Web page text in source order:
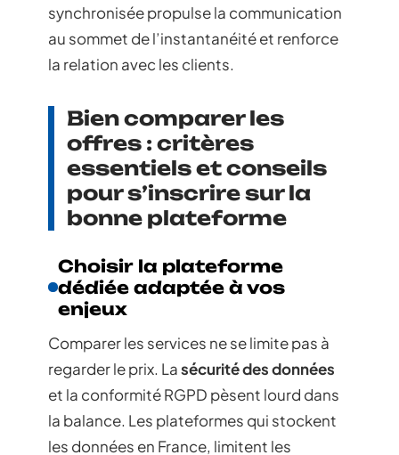
synchronisée propulse la communication
au sommet de l’instantanéité et renforce
la relation avec les clients.
Bien comparer les
offres : critères
essentiels et conseils
pour s’inscrire sur la
bonne plateforme
Choisir la plateforme
dédiée adaptée à vos
enjeux
Comparer les services ne se limite pas à
regarder le prix. Lasécurité des données
et la conformité RGPD pèsent lourd dans
la balance. Les plateformes qui stockent
les données en France, limitent les